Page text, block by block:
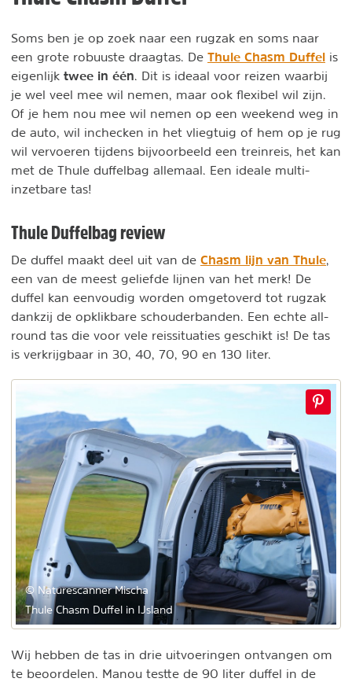
Soms ben je op zoek naar een rugzak en soms naar
een grote robuuste draagtas. De Thule Chasm Duffel is
eigenlijk twee in één . Dit is ideaal voor reizen waarbij
je wel veel mee wil nemen, maar ook flexibel wil zijn.
Of je hem nou mee wil nemen op een weekend weg in
de auto, wil inchecken in het vliegtuig of hem op je rug
wil vervoeren tijdens bijvoorbeeld een treinreis, het kan
met de Thule duffelbag allemaal. Een ideale multi-
inzetbare tas!
Thule Duffelbag review
De duffel maakt deel uit van de Chasm lijn van Thule
een van de meest geliefde lijnen van het merk! De
duffel kan eenvoudig worden omgetoverd tot rugzak
dankzij de opklikbare schouderbanden. Een echte all-
round tas die voor vele reissituaties geschikt is! De tas
is verkrijgbaar in 30, 40, 70, 90 en 130 liter.
© Naturescanner Mischa
Thule Chasm Duffel in IJsland
Wij hebben de tas in drie uitvoeringen ontvangen om
te beoordelen. Manou testte de 90 liter duffel in de